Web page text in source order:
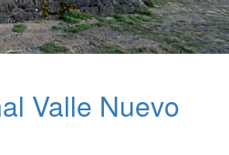
Valle Nuevo